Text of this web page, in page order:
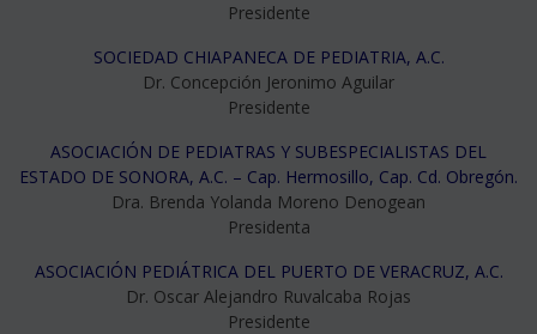
Presidente
SOCIEDAD CHIAPANECA DE PEDIATRIA, A.C.
Dr. Concepción Jeronimo Aguilar
Presidente
ASOCIACIÓN DE PEDIATRAS Y SUBESPECIALISTAS DEL
ESTADO DE SONORA, A.C. – Cap. Hermosillo, Cap. Cd. Obregón.
Dra. Brenda Yolanda Moreno Denogean
Presidenta
ASOCIACIÓN PEDIÁTRICA DEL PUERTO DE VERACRUZ, A.C.
Dr. Oscar Alejandro Ruvalcaba Rojas
Presidente